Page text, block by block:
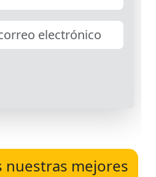
nuestras mejores